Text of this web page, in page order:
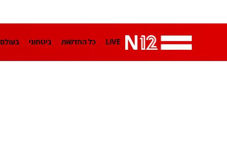
LIVE כל החדשות ביטחוני בעולם